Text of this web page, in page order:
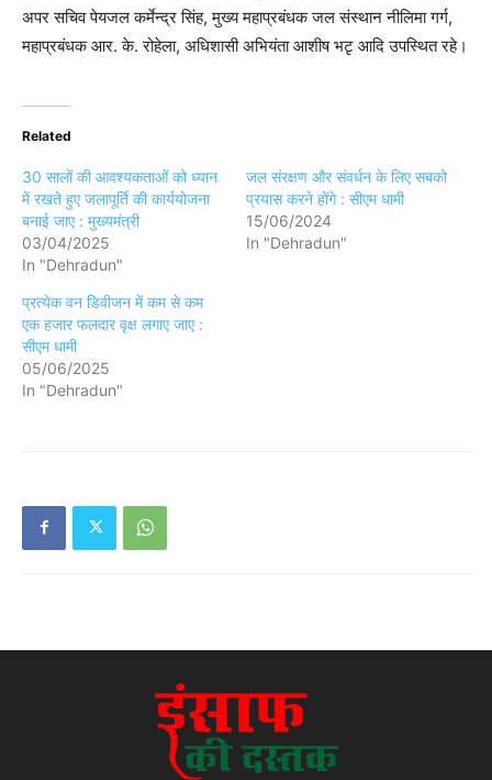
अपर सचिव पेयजल कर्मेन्द्र सिंह, मुख्य महाप्रबंधक जल संस्थान नीलिमा गर्ग,
महाप्रबंधक आर. के. रोहेला, अधिशासी अभियंता आशीष भटृ आदि उपस्थित रहे।
Related
30 सालों की आवश्यकताओं को ध्यान
में रखते हुए जलापूर्ति की कार्ययोजना
बनाई जाए : मुख्यमंत्री
03/04/2025
In "Dehradun"
जल संरक्षण और संवर्धन के लिए सबको
प्रयास करने होंगे : सीएम धामी
15/06/2024
In "Dehradun"
प्रत्येक वन डिवीजन में कम से कम
एक हजार फलदार वृक्ष लगाए जाए :
सीएम धामी
05/06/2025
In "Dehradun"